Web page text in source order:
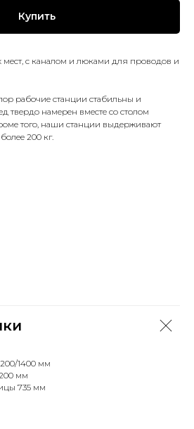
Купить
с каналом и люками для проводов и
рабочие станции стабильны и
твердо намерен вместе со столом
того, наши станции выдерживают
200 кг.
1400 мм
мм
735 мм